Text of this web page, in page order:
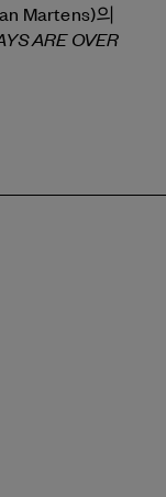
Martens)의
ARE OVER